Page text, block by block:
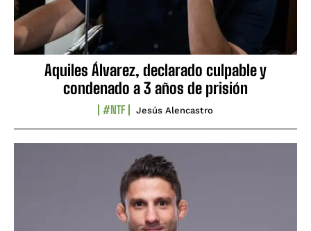
Aquiles Álvarez, declarado culpable y
condenado a 3 años de prisión
#NTF Jesús Alencastro